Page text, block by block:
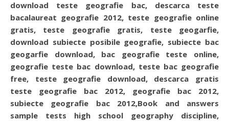
download teste geografie bac, descarca teste
bacalaureat geografie 2012, teste geografie online
gratis, teste geografie gratis, teste geogarfie,
download subiecte posibile geografie, subiecte bac
geogarfie download, bac geografie teste online,
geografie teste bac download, teste bac geografie
free, teste geografie download, descarca gratis
teste geografie bac 2012, geografie bac 2012,
subiecte geografie bac 2012,Book and answers
sample tests high school geography discipline,